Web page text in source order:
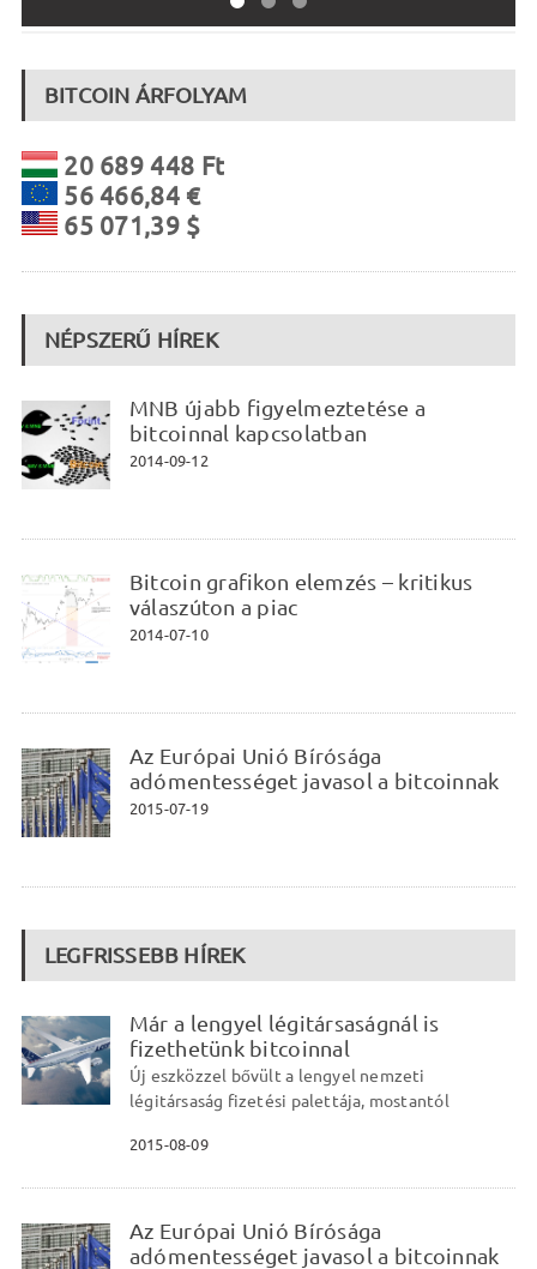
BITCOIN ÁRFOLYAM
20 689 448 Ft
56 466,84 €
65 071,39 $
NÉPSZERŰ HÍREK
MNB újabb figyelmeztetése a
bitcoinnal kapcsolatban
2014-09-12
Bitcoin grafikon elemzés – kritikus
válaszúton a piac
2014-07-10
Az Európai Unió Bírósága
adómentességet javasol a bitcoinnak
2015-07-19
LEGFRISSEBB HÍREK
Már a lengyel légitársaságnál is
fizethetünk bitcoinnal
Új eszközzel bővült a lengyel nemzeti
légitársaság fizetési palettája, mostantól
2015-08-09
Az Európai Unió Bírósága
adómentességet javasol a bitcoinnak